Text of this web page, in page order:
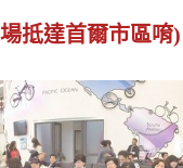
抵達首爾市區唷)